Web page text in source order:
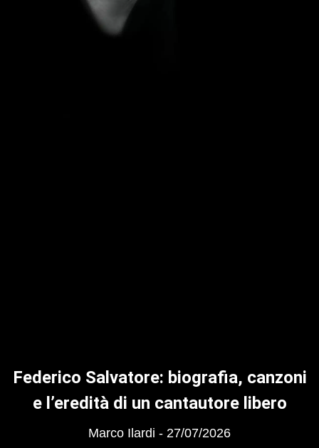
Federico Salvatore: biografia, canzoni
e l’eredità di un cantautore libero
Marco Ilardi 27/07/2026